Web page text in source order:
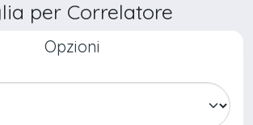
per Correlatore
Opzioni